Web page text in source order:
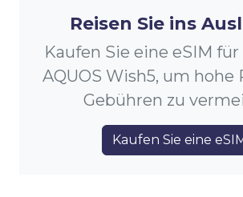
Reisen Sie ins
Kaufen Sie eine eSIM
AQUOS Wish5, um hohe
Gebühren zu
Kaufen Sie eine